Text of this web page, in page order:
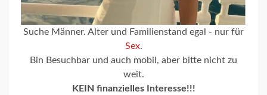
Suche Männer. Alter und Familienstand egal - nur für
Sex.
Bin Besuchbar und auch mobil, aber bitte nicht zu
weit.
KEIN finanzielles Interesse!!!